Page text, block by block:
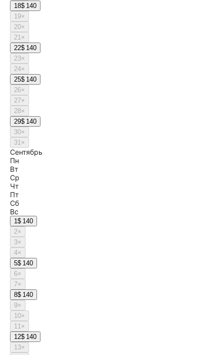
18$ 140
19×
20×
21×
22$ 140
23×
24×
25$ 140
26×
27×
28×
29$ 140
30×
31×
Сентябрь
Пн
Вт
Ср
Чт
Пт
Сб
Вс
1$ 140
2×
3×
4×
5$ 140
6×
7×
8$ 140
9×
10×
11×
12$ 140
13×